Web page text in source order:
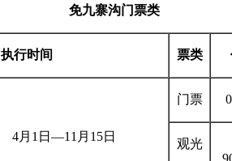
免九寨沟门票类
执行时间 票类
4月1日—11月15日
门票
观光